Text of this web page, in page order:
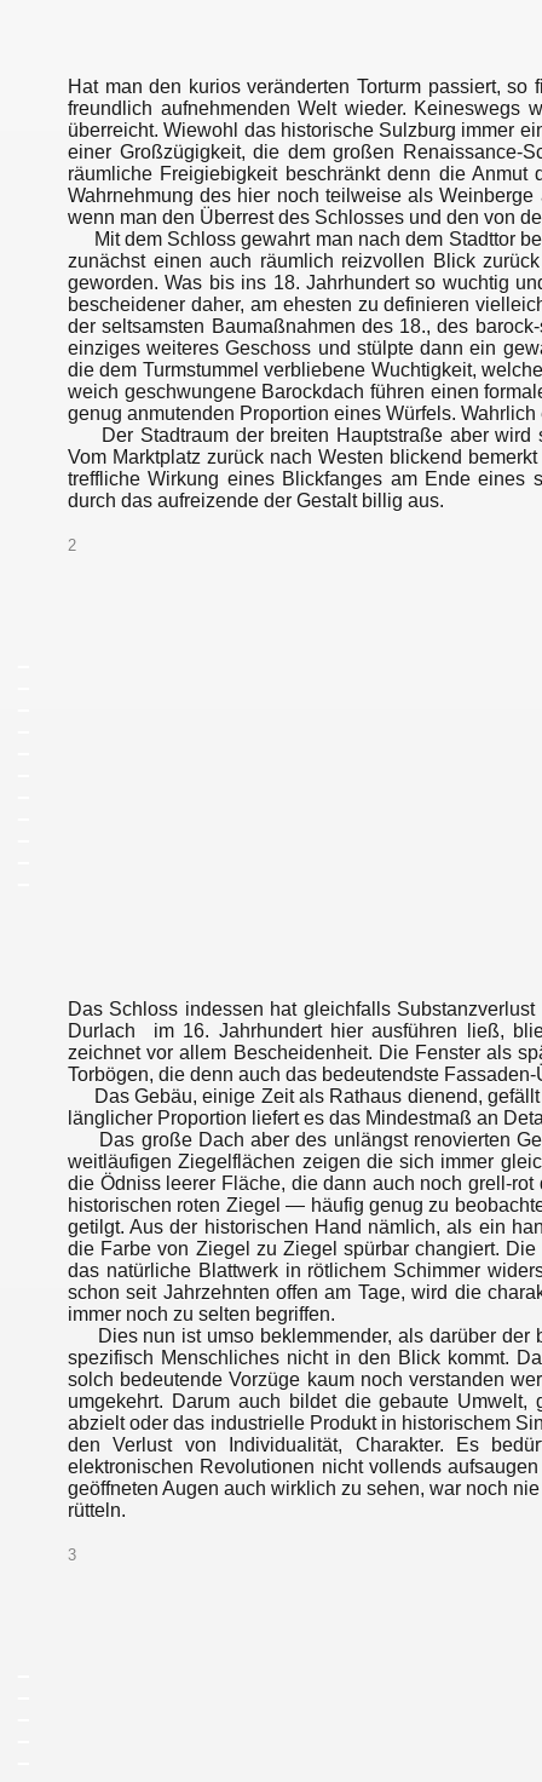
Hat man den kurios veränderten Torturm passiert,
freundlich aufnehmenden Welt wieder. Keineswegs
überreicht. Wiewohl das historische Sulzburg immer
einer Großzügigkeit, die dem großen
räumliche Freigiebigkeit beschränkt denn die
Wahrnehmung des hier noch teilweise als
wenn man den Überrest des Schlosses und den von
Mit dem Schloss gewahrt man nach dem Stadttor
zunächst einen auch räumlich reizvollen Blick
geworden. Was bis ins 18. Jahrhundert so wuchtig
bescheidener daher, am ehesten zu definieren
der seltsamsten Baumaßnahmen des 18., des
einziges weiteres Geschoss und stülpte dann ein
die dem Turmstummel verbliebene Wuchtigkeit,
weich geschwungene Barockdach führen einen
genug anmutenden Proportion eines Würfels.
Der Stadtraum der breiten Hauptstraße aber wird
Vom Marktplatz zurück nach Westen blickend
treffliche Wirkung eines Blickfanges am Ende
durch das aufreizende der Gestalt billig aus.
2
Das Schloss indessen hat gleichfalls
Durlach im 16. Jahrhundert hier ausführen ließ,
zeichnet vor allem Bescheidenheit. Die Fenster als
Torbögen, die denn auch das bedeutendste
Das Gebäu, einige Zeit als Rathaus dienend,
länglicher Proportion liefert es das Mindestmaß an
Das große Dach aber des unlängst renovierten
weitläufigen Ziegelflächen zeigen die sich immer
die Ödniss leerer Fläche, die dann auch noch grell-
historischen roten Ziegel — häufig genug zu
getilgt. Aus der historischen Hand nämlich, als ein
die Farbe von Ziegel zu Ziegel spürbar changiert.
das natürliche Blattwerk in rötlichem Schimmer
schon seit Jahrzehnten offen am Tage, wird die
immer noch zu selten begriffen.
Dies nun ist umso beklemmender, als darüber der
spezifisch Menschliches nicht in den Blick kommt.
solch bedeutende Vorzüge kaum noch verstanden
umgekehrt. Darum auch bildet die gebaute
abzielt oder das industrielle Produkt in historischem
den Verlust von Individualität, Charakter. Es
elektronischen Revolutionen nicht vollends
geöffneten Augen auch wirklich zu sehen, war noch
rütteln.
3